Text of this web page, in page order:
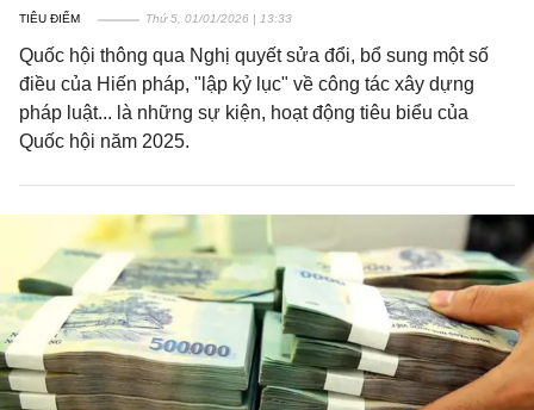
TIÊU ĐIỂM Thứ 5, 01/01/2026 | 13:33
Quốc hội thông qua Nghị quyết sửa đổi, bổ sung một số
điều của Hiến pháp, "lập kỷ lục" về công tác xây dựng
pháp luật... là những sự kiện, hoạt động tiêu biểu của
Quốc hội năm 2025.